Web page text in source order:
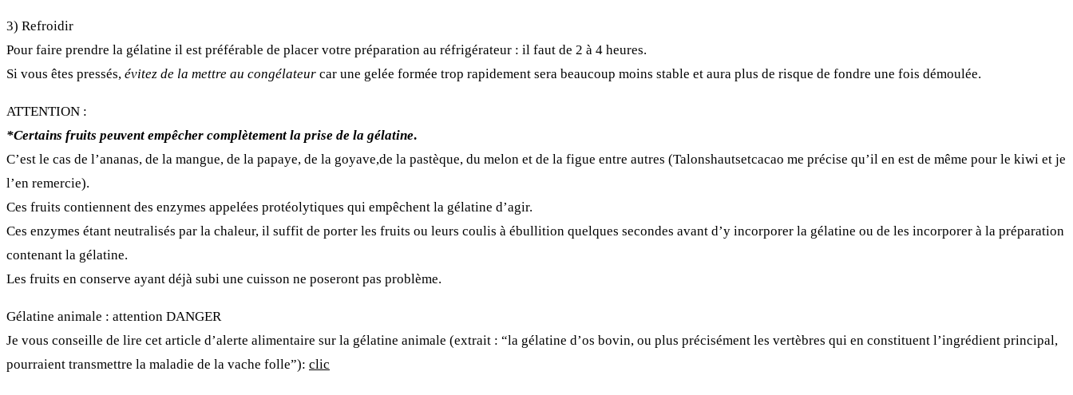
3) Refroidir
Pour faire prendre la gélatine il est préférable de placer votre préparation au réfrigérateur : il faut de 2 à 4 heures.
Si vous êtes pressés, évitez de la mettre au congélateur car une gelée formée trop rapidement sera beaucoup moins stable et aura plus de risque de fondre une fois démoulée.
ATTENTION :
*Certains fruits peuvent empêcher complètement la prise de la gélatine.
C’est le cas de l’ananas, de la mangue, de la papaye, de la goyave,de la pastèque, du melon et de la figue entre autres (Talonshautsetcacao me précise qu’il en est de même pour le kiwi et je
l’en remercie).
Ces fruits contiennent des enzymes appelées protéolytiques qui empêchent la gélatine d’agir.
Ces enzymes étant neutralisés par la chaleur, il suffit de porter les fruits ou leurs coulis à ébullition quelques secondes avant d’y incorporer la gélatine ou de les incorporer à la préparation
contenant la gélatine.
Les fruits en conserve ayant déjà subi une cuisson ne poseront pas problème.
Gélatine animale : attention DANGER
Je vous conseille de lire cet article d’alerte alimentaire sur la gélatine animale (extrait : “la gélatine d’os bovin, ou plus précisément les vertèbres qui en constituent l’ingrédient principal,
pourraient transmettre la maladie de la vache folle”): clic